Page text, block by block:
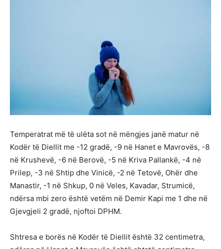
Temperatrat më të ulëta sot në mëngjes janë matur në
Kodër të Diellit me -12 gradë, -9 në Hanet e Mavrovës, -8
në Krushevë, -6 në Berovë, -5 në Kriva Pallankë, -4 në
Prilep, -3 në Shtip dhe Vinicë, -2 në Tetovë, Ohër dhe
Manastir, -1 në Shkup, 0 në Veles, Kavadar, Strumicë,
ndërsa mbi zero është vetëm në Demir Kapi me 1 dhe në
Gjevgjeli 2 gradë, njoftoi DPHM.
Shtresa e borës në Kodër të Diellit është 32 centimetra,